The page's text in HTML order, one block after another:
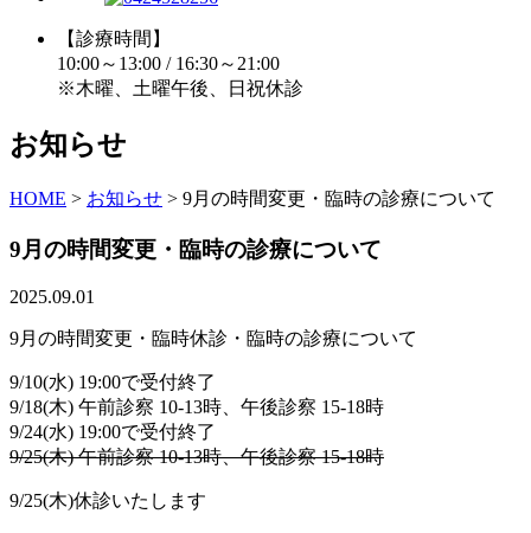
【診療時間】
10:00～13:00 / 16:30～21:00
※木曜、土曜午後、日祝休診
お知らせ
HOME > お知らせ > 9月の時間変更・臨時の診療について
9月の時間変更・臨時の診療について
2025.09.01
9月の時間変更・臨時休診・臨時の診療について
9/10(水) 19:00で受付終了
9/18(木) 午前診察 10-13時、午後診察 15-18時
9/24(水) 19:00で受付終了
9/25(木) 午前診察 10-13時、午後診察 15-18時
9/25(木)休診いたします